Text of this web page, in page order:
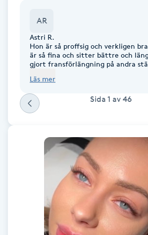
Damklippning
Dermapen
Diamantslipning
E
Enzympeeling
Extensions borttagning
Eyeliner-tatuering
AR
Astri R.
Hon är så proffsig och verkligen
är så fina och sitter bättre och
gjort fransförlängning på andra
uppbokad att det kan vara svårt
Läs mer
Sida 1 av 46